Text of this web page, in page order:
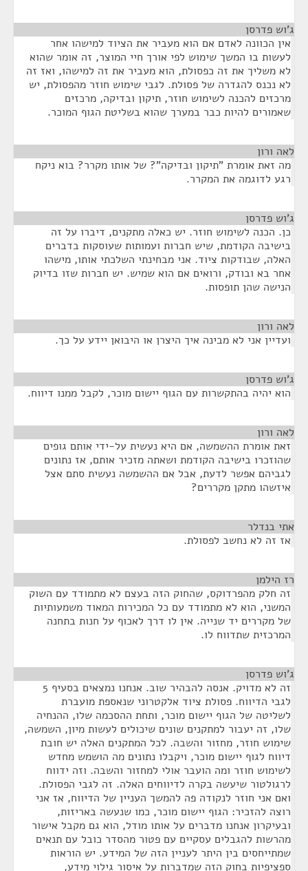
ג'וש פדרסן
אין הכוונה לאדם אם הוא מעביר את הציוד למישהו אחר
לעשות בו המשך שימוש לפי אורך חיי המוצר, זה אומר שהוא
לא משליך את זה כפסולת, הוא מעביר את זה למישהו, ואז זה
לא נכנס להגדרה של פסולת. לגבי שימוש חוזר מהפסולת, יש
מרכזים להכנה לשימוש חוזר, תיקון ובדיקה, מרכזים
שאמורים להיות כבר במערך שהוא בשליטת הגוף המוכר.
לאה ורון
מה זאת אומרת "תיקון ובדיקה"? של אותו מקרר? בוא ניקח
רגע לדוגמה את המקרר.
ג'וש פדרסן
כן. הכנה לשימוש חוזר. יש כאלה מתקנים, דיברו על זה
בישיבה הקודמת, שיש חברות ועמותות שעוסקות בדברים
האלה, שבודקות ציוד. אני מבחינתי השלכתי אותו, מישהו
אחר בא ובודק, ורואים אם הוא שמיש. יש חברות שזו בדיוק
הנישה שהן תופסות.
לאה ורון
ועדיין אני לא מבינה איך היצרן או היבואן יידע על כך.
ג'וש פדרסן
הוא יהיה בהתקשרות עם הגוף יישום מוכר, לקבל ממנו דיווח.
לאה ורון
זאת אומרת ההשמשה, אם היא נעשית על-ידי אותם גופים
שהוזכרו בישיבה הקודמת ושאתה מזכיר אותם, אז נתונים
לגביהם אפשר לדעת, אבל אם ההשמשה נעשית סתם אצל
איזשהו מתקן מקררים?
אתי בנדלר
אז זה לא נחשב לפסולת.
רז הילמן
זה חלק מהפרדוקס, שהחוק הזה בעצם לא מתמודד עם השוק
המשני, הוא לא מתמודד עם כל המכירות המאוד משמעותיות
של מקררים יד שנייה. אין לו דרך לאכוף על חנות בתחנה
המרכזית שתדווח לו.
ג'וש פדרסן
זה לא מדויק. אנסה להבהיר שוב. אנחנו נמצאים בסעיף 5
לגבי הדיווח. פסולת ציוד אלקטרוני שנאספת מועברת
לשליטה של הגוף יישום מוכר, ותחת ההסכמה שלו, ההנחיה
שלו, זה יעבור למתקנים שונים שיכולים לעשות מיון, השמשה,
שימוש חוזר, מחזור והשבה. לכל המתקנים האלה יש חובת
דיווח לגוף יישום מוכר, ויקבלו נתונים מה הושמש מחדש
לשימוש חוזר ומה הועבר אולי למחזור והשבה. וזה ידווח
לרגולטור שיעשה בקרה לדיווחים האלה. זה לגבי הפסולת.
ואם אני חוזר לנקודה פה להמשך העניין של הדיווח, אז אני
רוצה להזכיר: הגוף יישום מוכר, כמו שנעשה באריזות,
ובעיקרון אנחנו מדברים על אותו מודל, הוא גם מקבל אישור
מהרשות להגבלים עסקיים עם פטור מהסדר כובל עם תנאים
שמתייחסים בין היתר לעניין הזה של המידע. יש הוראות
ספציפיות בחוק הזה שמדברות על איסור גילוי מידע,